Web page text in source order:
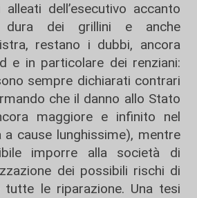
dell’esecutivo accanto
dura dei grillini e anche
restano i dubbi, ancora
e in particolare dei renziani:
sempre dichiarati contrari
che il danno allo Stato
maggiore e infinito nel
cause lunghissime), mentre
imporre alla società di
dei possibili rischi di
tutte le riparazione. Una tesi